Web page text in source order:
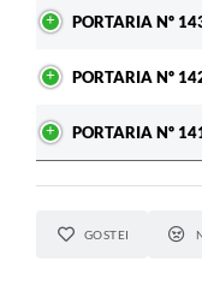
PORTARIA Nº
PORTARIA Nº
PORTARIA Nº
GOSTEI